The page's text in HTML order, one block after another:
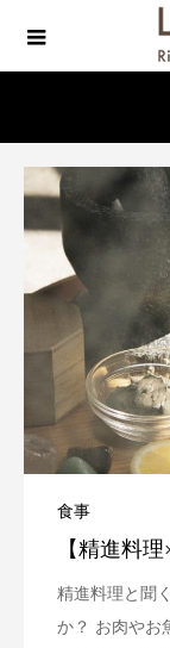
食事
【精進料
精進料理と聞
か？ お肉やお